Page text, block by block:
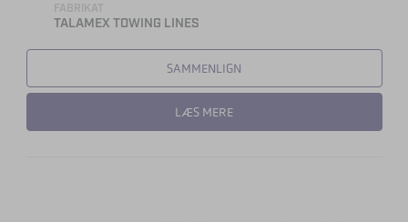
FABRIKAT
TALAMEX TOWING LINES
SAMMENLIGN
LÆS MERE